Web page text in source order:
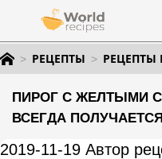
РЕЦЕПТЫ РЕЦЕПТЫ
ПИРОГ С ЖЕЛТЫМИ
ВСЕГДА
2019-11-19 Автор